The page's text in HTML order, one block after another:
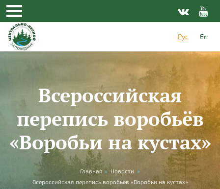
Перейти к основному содержанию
Рус
En
Всероссийская
перепись воробьёв
«Воробьи на кустах»
Вы здесь Главная » Новости »
Всероссийская перепись воробьёв «Воробьи на кустах»